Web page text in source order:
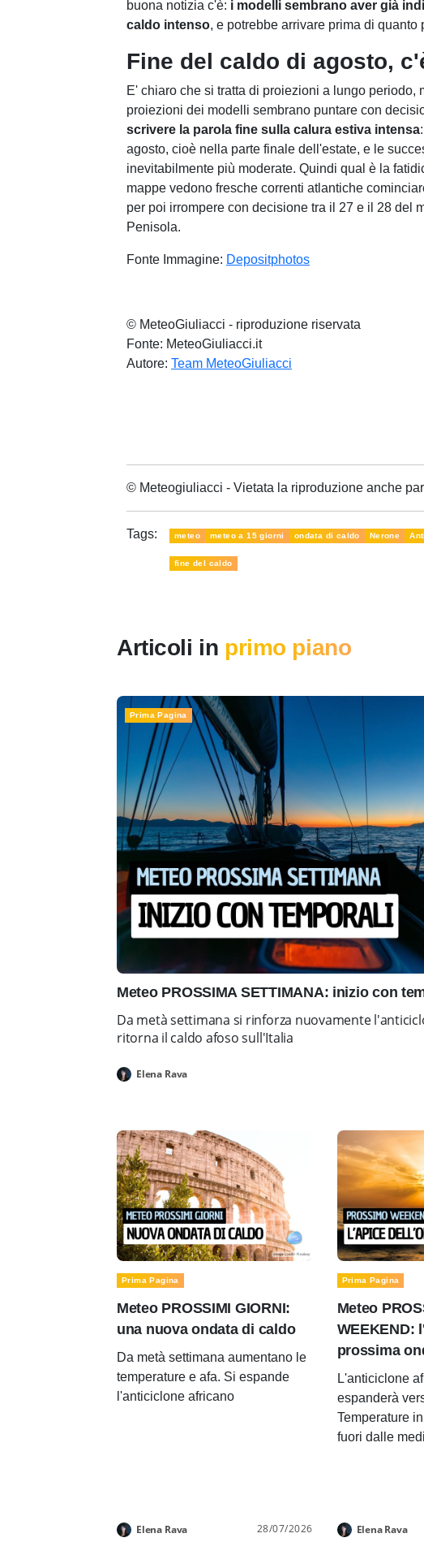
buona notizia c'è: i modelli sembrano aver già
caldo intenso, e potrebbe arrivare prima di quanto
Fine del caldo di agosto,
E' chiaro che si tratta di proiezioni a lungo
proiezioni dei modelli sembrano puntare con
scrivere la parola fine sulla calura estiva intensa
agosto, cioè nella parte finale dell'estate, e le
inevitabilmente più moderate. Quindi qual è la
mappe vedono fresche correnti atlantiche
per poi irrompere con decisione tra il 27 e il 28 del
Penisola.
Fonte Immagine: Depositphotos
© MeteoGiuliacci - riproduzione riservata
Fonte: MeteoGiuliacci.it
Autore: Team MeteoGiuliacci
© Meteogiuliacci - Vietata la riproduzione anche
Tags: meteo meteo a 15 giorni ondata di caldo Nerone
fine del caldo
Articoli in primo piano
Prima Pagina
Meteo PROSSIMA SETTIMANA: inizio con
Da metà settimana si rinforza nuovamente
ritorna il caldo afoso sull'Italia
Elena Rava
Prima Pagina
Meteo PROSSIMI GIORNI:
una nuova ondata di caldo
Da metà settimana aumentano le
temperature e afa. Si espande
l'anticiclone africano
Elena Rava 28/07/2026
Prima Pagina
Meteo
WEEKEND:
prossima
L'anticiclone
espanderà
Temperature
fuori dalle
Elena Rava